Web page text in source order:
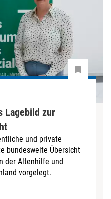
Lagebild zur
und private
bundesweite Übersicht
der Altenhilfe und
vorgelegt.